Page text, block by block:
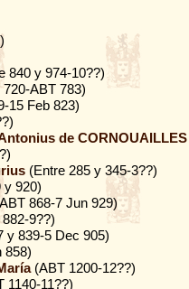
840 y 974-10??)
720-ABT 783)
15 Feb 823)
de CORNOUAILLES
(Entre 285 y 345-3??)
y 920)
868-7 Jun 929)
9??)
y 839-5 Dec 905)
858)
(ABT 1200-12??)
1140-11??)